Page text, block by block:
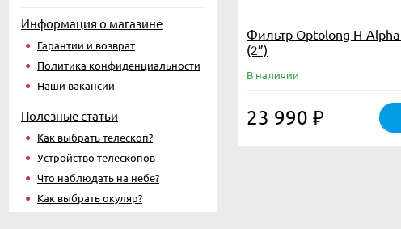
Информация о магазине
Гарантии и возврат
Политика конфиденциальности
Наши вакансии
Полезные статьи
Как выбрать телескоп?
Устройство телескопов
Что наблюдать на небе?
Как выбрать окуляр?
Фильтр Optolong H-
(2”)
В наличии
23 990 ₽